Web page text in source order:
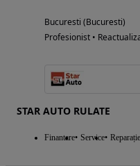
Bucuresti (Bucuresti)
Profesionist •
STAR AUTO RULATE
Finantare Service